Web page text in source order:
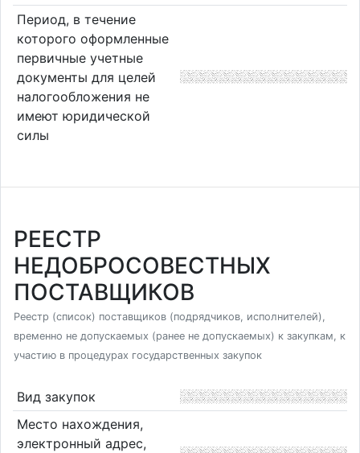
Период, в течение
которого оформленные
первичные учетные
документы для целей
налогообложения не
имеют юридической
силы
РЕЕСТР
НЕДОБРОСОВЕСТНЫХ
ПОСТАВЩИКОВ
Реестр (список) поставщиков (подрядчиков, исполнителей),
временно не допускаемых (ранее не допускаемых) к закупкам, к
участию в процедурах государственных закупок
Вид закупок
Место нахождения,
электронный адрес,